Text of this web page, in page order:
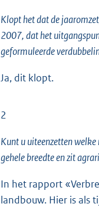
Klopt het dat de
2007, dat het
geformuleerde
Ja, dit klopt.
2
Kunt u uiteenzetten
gehele breedte en zit
In het rapport
landbouw. Hier is als